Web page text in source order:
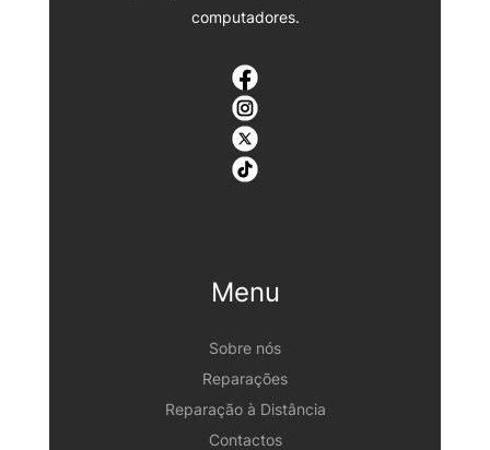
computadores.
Menu
Sobre nós
Reparações
Reparação à Distância
Contactos